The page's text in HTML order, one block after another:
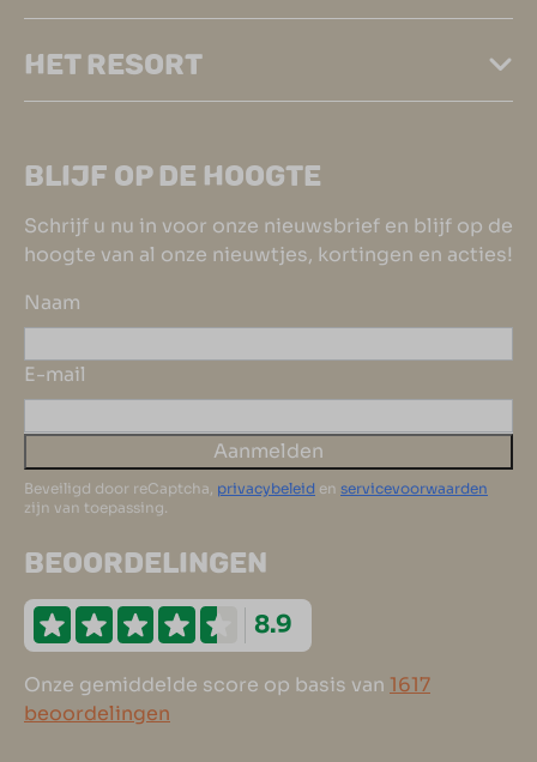
HET RESORT
BLIJF OP DE HOOGTE
Schrijf u nu in voor onze nieuwsbrief en blijf op de
hoogte van al onze nieuwtjes, kortingen en acties!
Naam
E-mail
Aanmelden
Beveiligd door reCaptcha, privacybeleid en servicevoorwaarden
zijn van toepassing.
BEOORDELINGEN
8.9
Onze gemiddelde score op basis van 1617
beoordelingen